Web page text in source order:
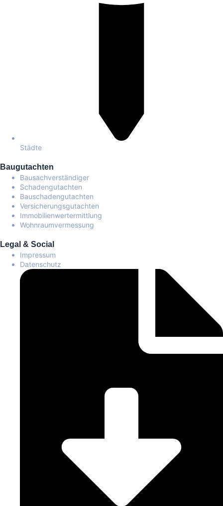
Städte
Baugutachten
Bausachverständiger
Schadengutachten
Bauschadengutachten
Versicherungsgutachten
Immobilienwertermittlung
Wohnraumvermessung
Legal & Social
Impressum
Datenschutz